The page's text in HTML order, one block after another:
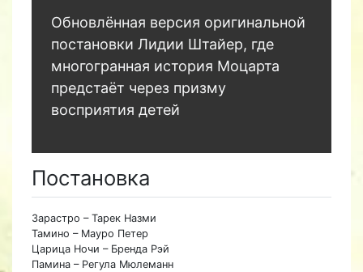
Обновлённая версия оригинальной
постановки Лидии Штайер, где
многогранная история Моцарта
предстаёт через призму
восприятия детей
Постановка
Зарастро – Тарек Назми
Тамино – Мауро Петер
Царица Ночи – Бренда Рэй
Памина – Регула Мюлеманн